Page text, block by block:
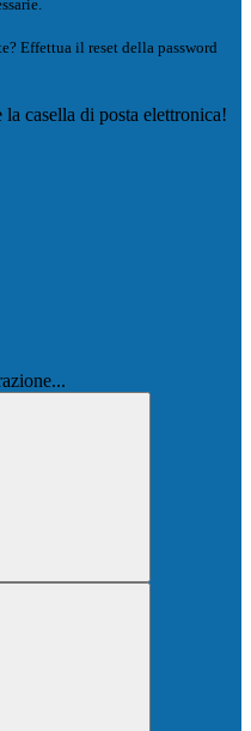
Effettua il reset della password
casella di posta elettronica!